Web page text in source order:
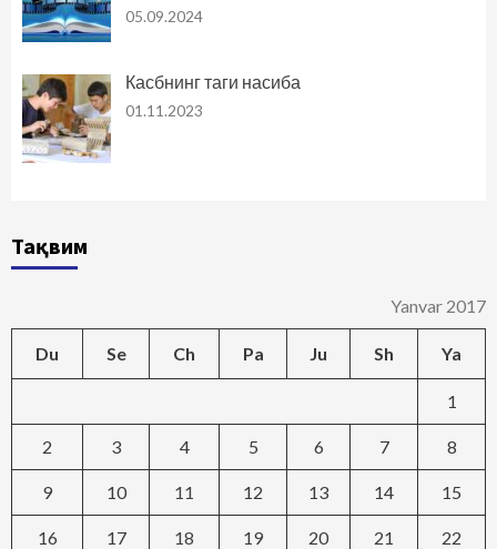
05.09.2024
Касбнинг таги насиба
01.11.2023
Тақвим
Yanvar 2017
Du Se Ch Pa Ju Sh Ya
1
2 3 4 5 6 7 8
9 10 11 12 13 14 15
16 17 18 19 20 21 22